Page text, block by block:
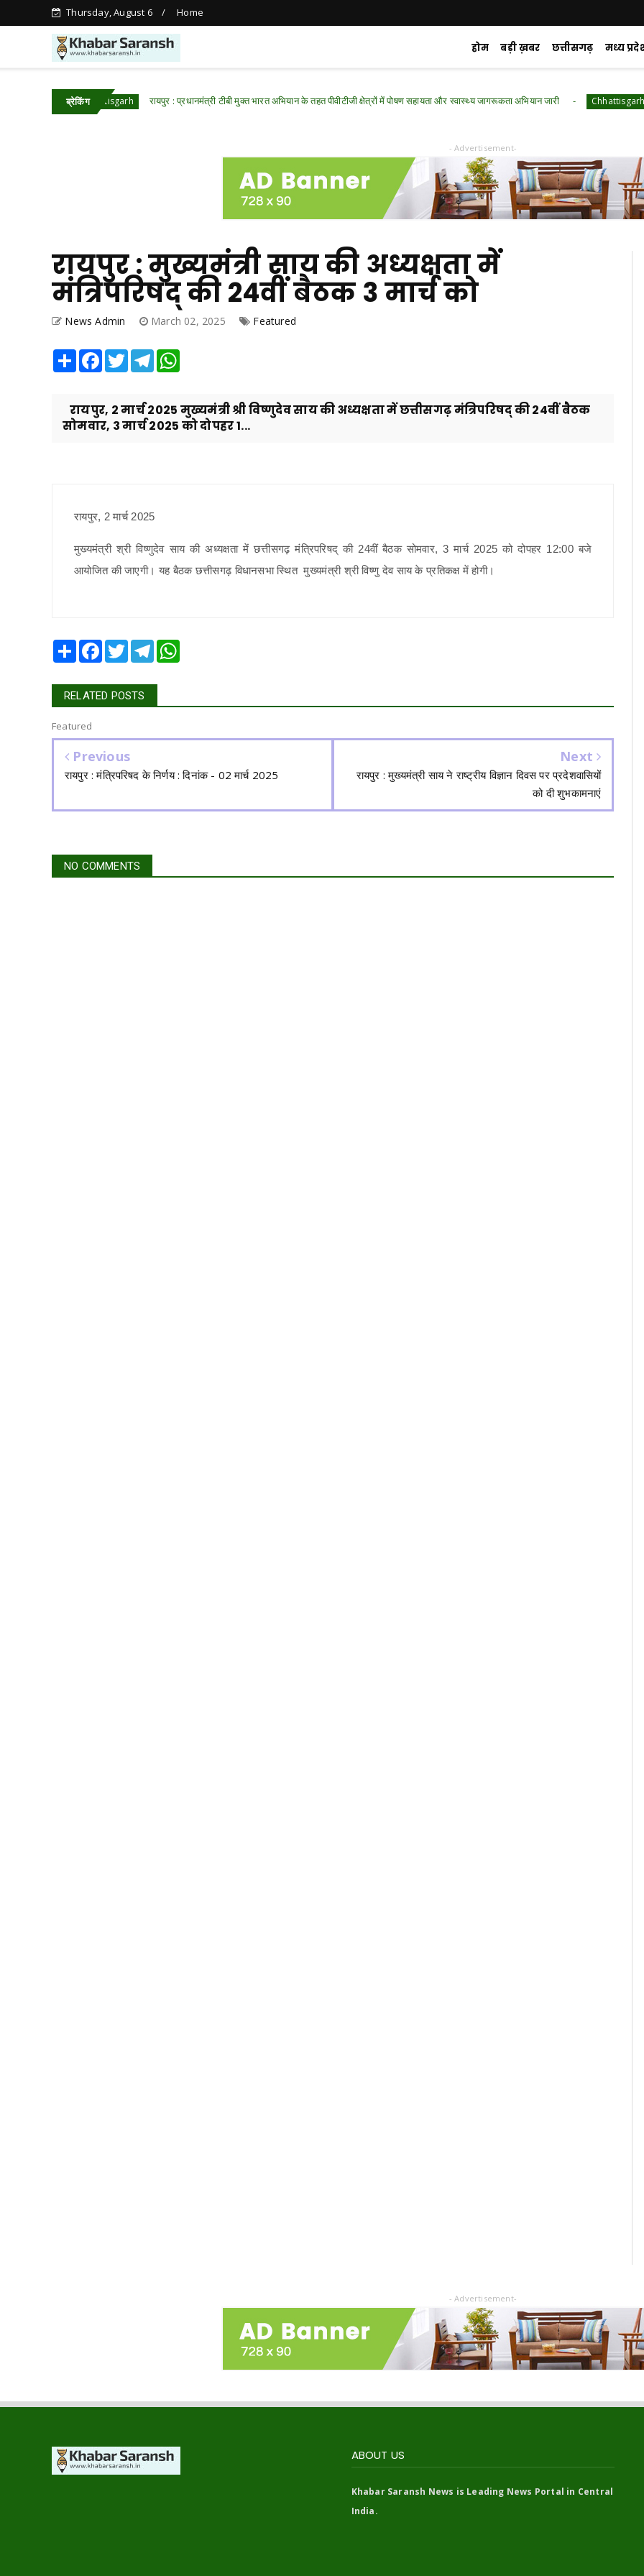
Thursday, August 6 Home
होम बड़ी ख़बर छत्तीसगढ़ मध्य
ब्रेकिंग
Chhattisgarh रायपुर : प्रधानमंत्री टीबी मुक्त भारत अभियान के तहत पीवीटीजी क्षेत्रों में पोषण सहायता और स्वास्थ्य जागरूकता अभियान जारी Chhattisgarh रायपुर
- Advertisement-
रायपुर : मुख्यमंत्री साय की अध्यक्षता में
मंत्रिपरिषद् की 24वीं बैठक 3 मार्च को
News Admin March 02, 2025 Featured
Share Facebook
TwitterTelegram
रायपुर, 2 मार्च 2025 मुख्यमंत्री श्री विष्णुदेव साय की अध्यक्षता में छत्तीसगढ़ मंत्रिपरिषद् की 24वीं बैठक
सोमवार, 3 मार्च 2025 को दोपहर 1...
रायपुर, 2 मार्च 2025
मुख्यमंत्री श्री विष्णुदेव साय की अध्यक्षता में छत्तीसगढ़ मंत्रिपरिषद् की 24वीं बैठक सोमवार, 3 मार्च 2025 को दोपहर 12:00 बजे
आयोजित की जाएगी। यह बैठक छत्तीसगढ़ विधानसभा स्थित मुख्यमंत्री श्री विष्णु देव साय के प्रतिकक्ष में होगी।
Share Facebook
TwitterTelegram
RELATED POSTS
Featured
Previous
रायपुर : मंत्रिपरिषद के निर्णय : दिनांक - 02 मार्च 2025
Next
रायपुर : मुख्यमंत्री साय ने राष्ट्रीय विज्ञान दिवस पर प्रदेशवासियों
को दी शुभकामनाएं
NO COMMENTS
- Advertisement-
ABOUT US
Khabar Saransh News is Leading News Portal in Central
India.